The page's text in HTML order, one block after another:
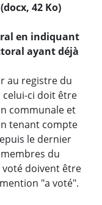
(docx, 42 Ko)
en indiquant
ayant déjà
au registre du
ci doit être
communale et
tenant compte
le dernier
du
doivent être
"a voté".